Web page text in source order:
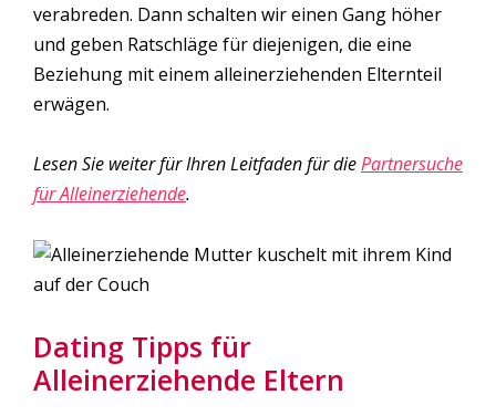
verabreden. Dann schalten wir einen Gang höher
und geben Ratschläge für diejenigen, die eine
Beziehung mit einem alleinerziehenden Elternteil
erwägen.
Lesen Sie weiter für Ihren Leitfaden für diePartnersuche
für Alleinerziehende.
Dating Tipps für
Alleinerziehende Eltern